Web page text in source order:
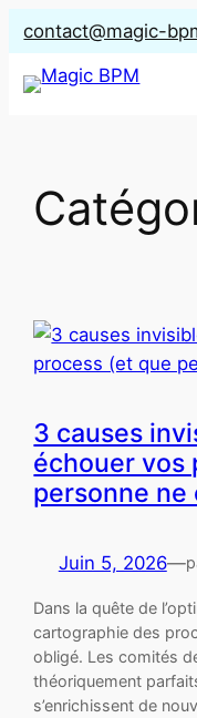
Aller
au
contenu
contact@magic-
3 causes
échouer vos
personne ne
Juin 5, 2026—
Dans la quête de
cartographie des
obligé. Les comités
théoriquement
s’enrichissent de